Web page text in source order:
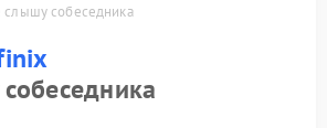
собеседника